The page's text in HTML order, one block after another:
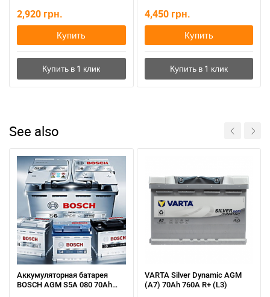
2,920 грн.
Купить
4,450 грн.
Купить
See also
Аккумуляторная батарея
BOSCH AGM S5A 080 70Ah
VARTA Silver Dynamic AGM
(A7) 70Ah 760А R+ (L3)